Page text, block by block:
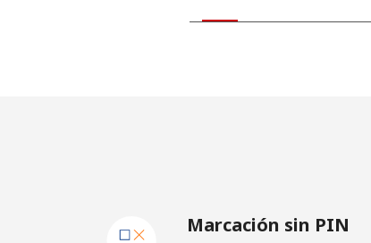
Celular
Marcación sin PIN